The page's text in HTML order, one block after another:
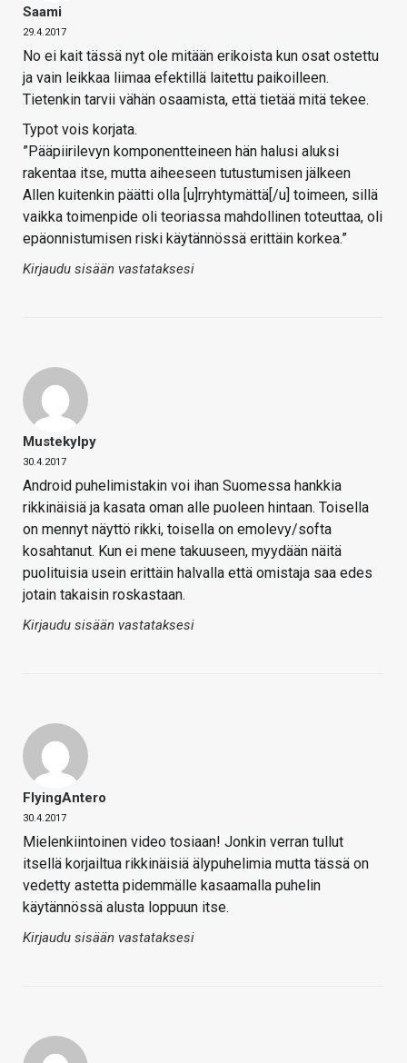
Saami
29.4.2017
No ei kait tässä nyt ole mitään erikoista kun osat ostettu
ja vain leikkaa liimaa efektillä laitettu paikoilleen.
Tietenkin tarvii vähän osaamista, että tietää mitä tekee.
Typot vois korjata.
”Pääpiirilevyn komponentteineen hän halusi aluksi
rakentaa itse, mutta aiheeseen tutustumisen jälkeen
Allen kuitenkin päätti olla [u]rryhtymättä[/u] toimeen, sillä
vaikka toimenpide oli teoriassa mahdollinen toteuttaa, oli
epäonnistumisen riski käytännössä erittäin korkea.”
Kirjaudu sisään vastataksesi
Mustekylpy
30.4.2017
Android puhelimistakin voi ihan Suomessa hankkia
rikkinäisiä ja kasata oman alle puoleen hintaan. Toisella
on mennyt näyttö rikki, toisella on emolevy/softa
kosahtanut. Kun ei mene takuuseen, myydään näitä
puolituisia usein erittäin halvalla että omistaja saa edes
jotain takaisin roskastaan.
Kirjaudu sisään vastataksesi
FlyingAntero
30.4.2017
Mielenkiintoinen video tosiaan! Jonkin verran tullut
itsellä korjailtua rikkinäisiä älypuhelimia mutta tässä on
vedetty astetta pidemmälle kasaamalla puhelin
käytännössä alusta loppuun itse.
Kirjaudu sisään vastataksesi